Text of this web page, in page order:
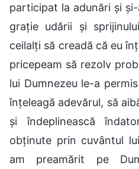
participat la adunări și
grație udării și
ceilalți să creadă că eu
pricepeam să rezolv
lui Dumnezeu le-a
înțeleagă adevărul, să
și îndeplinească
obținute prin cuvântul
am preamărit pe